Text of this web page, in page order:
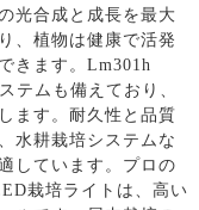
光合成と成長を最大
、植物は健康で活発
きます。Lm301h
テムも備えており、
ます。耐久性と品質
水耕栽培システムな
しています。プロの
栽培ライトは、高い